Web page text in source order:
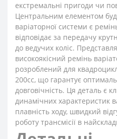
екстремальні пригоди чи
Центральним елементом
варіаторної системи є
відповідає за передачу
до ведучих коліс.
високоякісний ремінь
розроблений для
200cc, що гарантує
довговічність. Ця деталь є
динамічних характеристик
плавність ходу, швидкий
роботу трансмісії в